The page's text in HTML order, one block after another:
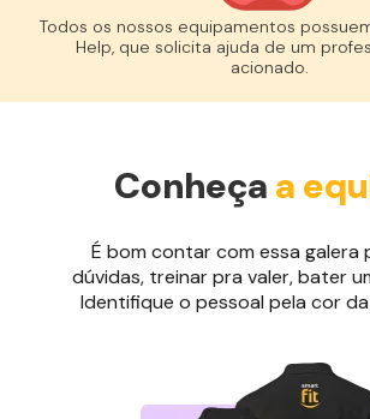
Todos os nossos equipamentos
Help, que solicita ajuda de um
acionado.
Conheça a
É bom contar com essa galera
dúvidas, treinar pra valer, bater
Identifique o pessoal pela cor